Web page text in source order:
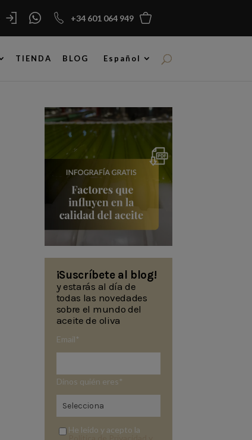
+34 601 064 949
TIENDA BLOG Español
¡Suscríbete al blog!
y estarás al día de
todas las novedades
sobre el mundo del
aceite de oliva
Email *
Dinos quién eres *
He leído y acepto la